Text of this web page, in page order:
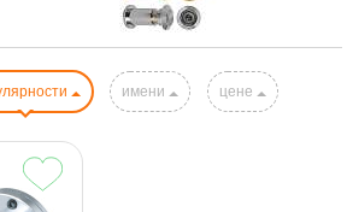
имени цене